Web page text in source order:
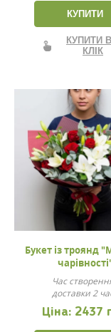
КУПИТИ
КУПИТИ
КЛІК
Букет із троянд
Час
доставки 2
Ціна: 2437